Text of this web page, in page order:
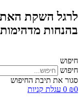
לרגל השקת
בהנחות מדהימות של
חיפוש
חיפוש
סגור את תיבת החיפוש
₪0
0 עגלת קניות